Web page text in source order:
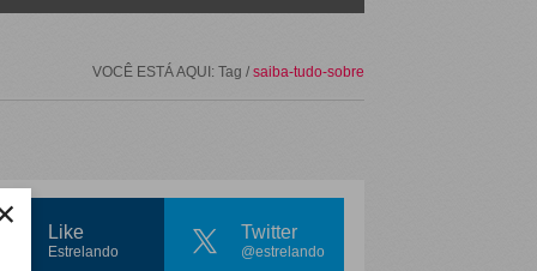
VOCÊ ESTÁ AQUI: Tag / saiba-tudo-sobre
Like
Estrelando
Twitter
@estrelando